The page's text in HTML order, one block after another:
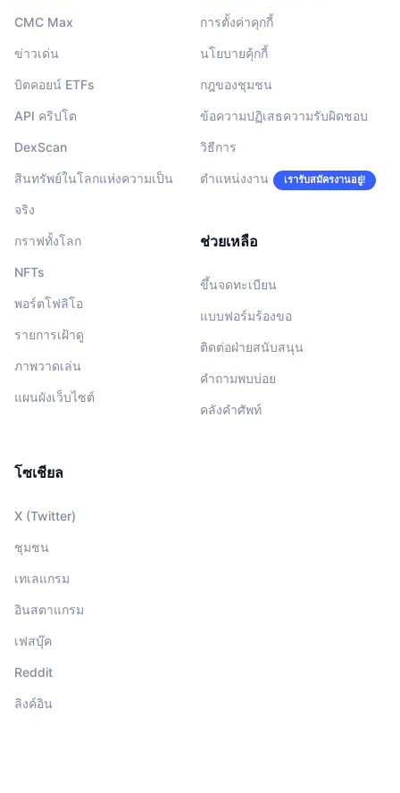
CMC Max
ข่าวเด่น
บิตคอยน์ ETFs
API คริปโต
DexScan
สินทรัพย์ในโลกแห่งความเป็น
จริง
กราฟทั้งโลก
NFTs
พอร์ตโฟลิโอ
รายการเฝ้าดู
ภาพวาดเล่น
แผนผังเว็บไซต์
การตั้งค่าคุกกี้
นโยบายคุ้กกี้
กฎของชุมชน
ข้อความปฏิเสธความรับผิดชอบ
วิธีการ
ตำแหน่งงาน เรารับสมัครงานอยู่!
ช่วยเหลือ
ขึ้นจดทะเบียน
แบบฟอร์มร้องขอ
ติดต่อฝ่ายสนับสนุน
คำถามพบบ่อย
คลังคำศัพท์
โซเชียล
X (Twitter)
ชุมชน
เทเลแกรม
อินสตาแกรม
เฟสบุ๊ค
Reddit
ลิงค์อิน